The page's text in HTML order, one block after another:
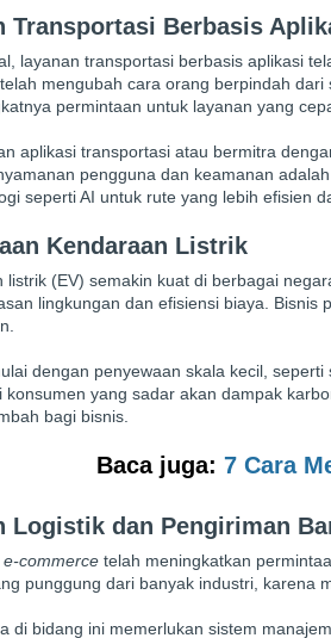
Transportasi Berbasis
layanan transportasi berbasis aplikasi
mengubah cara orang berpindah
permintaan untuk layanan yang
aplikasi transportasi atau bermitra
pengguna dan keamanan
seperti AI untuk rute yang lebih efisien
Kendaraan Listrik
listrik (EV) semakin kuat di berbagai
lingkungan dan efisiensi biaya.
dengan penyewaan skala kecil,
konsumen yang sadar akan dampak
bagi bisnis.
Baca juga:7 Cara
Logistik dan Pengiriman
e-commerce telah meningkatkan
punggung dari banyak industri, karena
di bidang ini memerlukan sistem